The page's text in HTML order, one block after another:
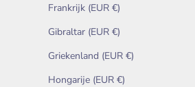
Frankrijk (EUR €)
Gibraltar (EUR €)
Griekenland (EUR €)
Hongarije (EUR €)